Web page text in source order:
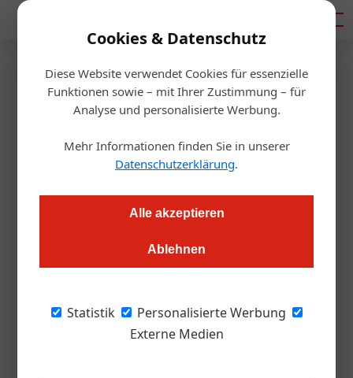
Cookies & Datenschutz
Diese Website verwendet Cookies für essenzielle
Funktionen sowie – mit Ihrer Zustimmung – für
Analyse und personalisierte Werbung.
Mehr Informationen finden Sie in unserer
Datenschutzerklärung.
Alle akzeptieren
Ablehnen
Statistik
Personalisierte Werbung
Externe Medien
Startseite/Gastro & Hotel
Ein Quantum Tirol und
Steiermark
Es ist der Ritterschlag für das Ötztal, Osttirol und das
Ausseerland und ein wohl unbezahlbarer Werbewert: Szenen
die Steiermark auf die Kinoleinwand